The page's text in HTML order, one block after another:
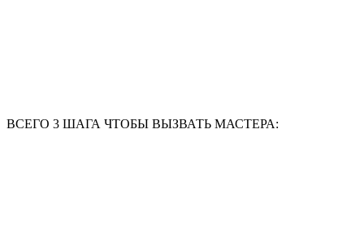
ВСЕГО 3 ШАГА ЧТОБЫ ВЫЗВАТЬ МАСТЕРА: